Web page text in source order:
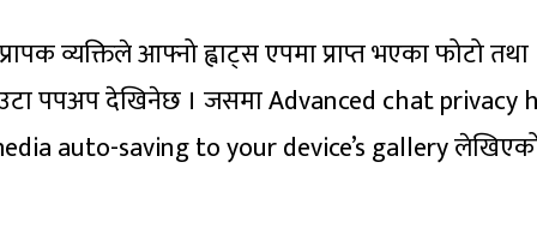
व्यक्तिले आफ्नो ह्वाट्स एपमा प्राप्त भएका फोटो तथा
पपअप देखिनेछ । जसमा Advanced chat privacy
auto-saving to your device’s gallery